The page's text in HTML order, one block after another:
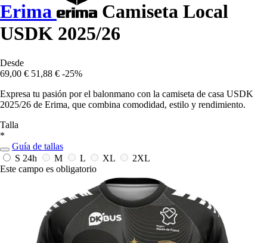
Erima
Camiseta Local
USDK 2025/26
Desde
69,00 € 51,88 € -25%
Expresa tu pasión por el balonmano con la camiseta de casa USDK
2025/26 de Erima, que combina comodidad, estilo y rendimiento.
Talla
*
Guía de tallas
S 24h M L XL
2XL
Este campo es obligatorio